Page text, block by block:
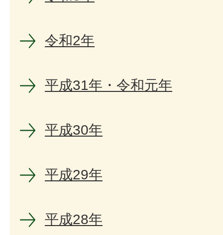
令和2年
平成31年・令和元年
平成30年
平成29年
平成28年